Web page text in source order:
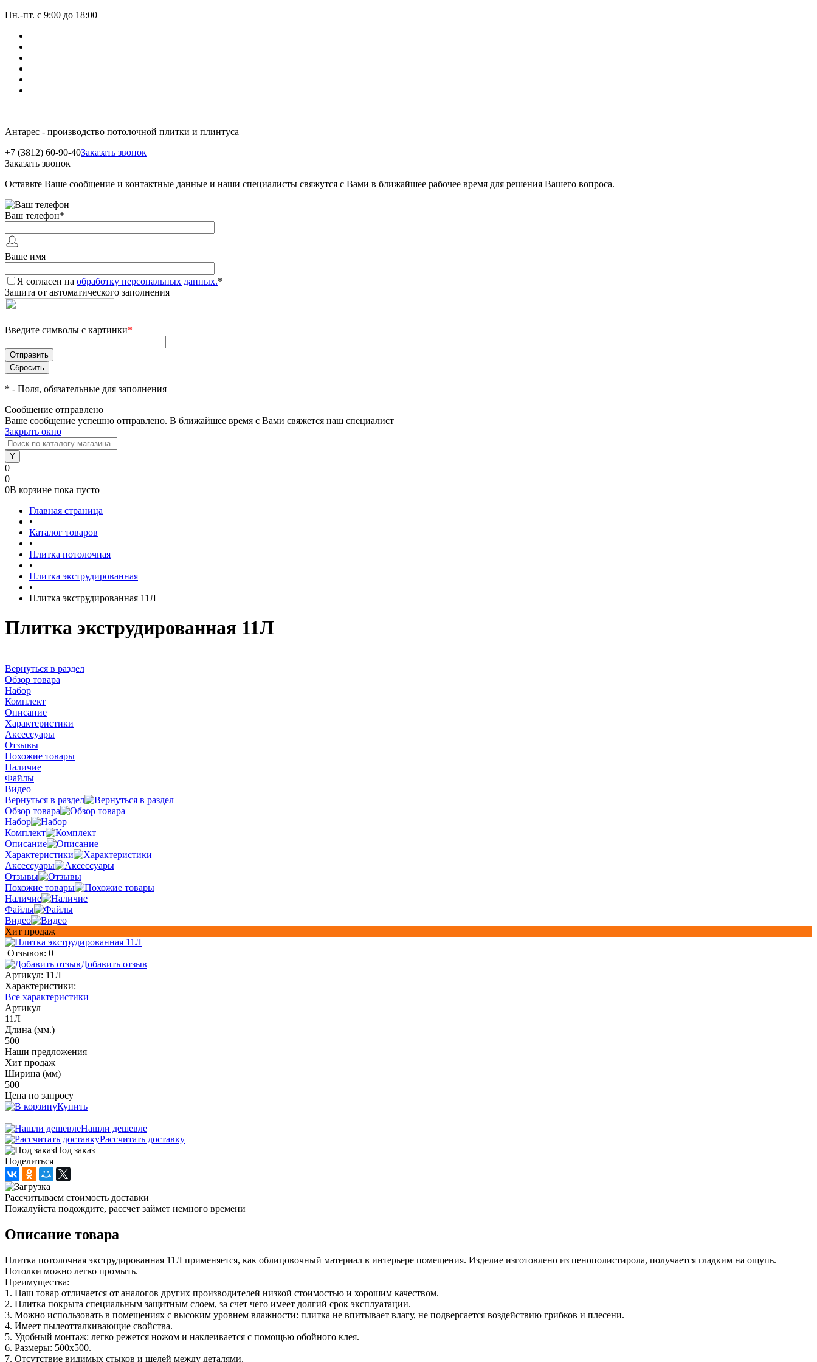
Пн.-пт. с 9:00 до 18:00
Антарес - производство потолочной плитки и плинтуса
+7 (3812) 60-90-40Заказать звонок
Заказать звонок
Оставьте Ваше сообщение и контактные данные и наши специалисты свяжутся с Вами в ближайшее рабочее время для решения Вашего вопроса.
Ваш телефон*
Ваше имя
Я согласен на обработку персональных данных.*
Защита от автоматического заполнения
Введите символы с картинки*
* - Поля, обязательные для заполнения
Сообщение отправлено
Ваше сообщение успешно отправлено. В ближайшее время с Вами свяжется наш специалист
Закрыть окно
0
0
0В корзине пока пусто
Главная страница
•
Каталог товаров
•
Плитка потолочная
•
Плитка экструдированная
•
Плитка экструдированная 11Л
Плитка экструдированная 11Л
Вернуться в раздел
Обзор товара
Набор
Комплект
Описание
Характеристики
Аксессуары
Отзывы
Похожие товары
Наличие
Файлы
Видео
Вернуться в раздел
Обзор товара
Набор
Комплект
Описание
Характеристики
Аксессуары
Отзывы
Похожие товары
Наличие
Файлы
Видео
Хит продаж
Отзывов: 0
Добавить отзыв
Артикул: 11Л
Характеристики:
Все характеристики
Артикул
11Л
Длина (мм.)
500
Наши предложения
Хит продаж
Ширина (мм)
500
Цена по запросу
Купить
Нашли дешевле
Рассчитать доставку
Под заказ
Поделиться
Рассчитываем стоимость доставки
Пожалуйста подождите, рассчет займет немного времени
Описание товара
Плитка потолочная экструдированная 11Л применяется, как облицовочный материал в интерьере помещения. Изделие изготовлено из пенополистирола, получается гладким на ощупь.
Потолки можно легко промыть.
Преимущества:
1. Наш товар отличается от аналогов других производителей низкой стоимостью и хорошим качеством.
2. Плитка покрыта специальным защитным слоем, за счет чего имеет долгий срок эксплуатации.
3. Можно использовать в помещениях с высоким уровнем влажности: плитка не впитывает влагу, не подвергается воздействию грибков и плесени.
4. Имеет пылеотталкивающие свойства.
5. Удобный монтаж: легко режется ножом и наклеивается с помощью обойного клея.
6. Размеры: 500х500.
7. Отсутствие видимых стыков и щелей между деталями.